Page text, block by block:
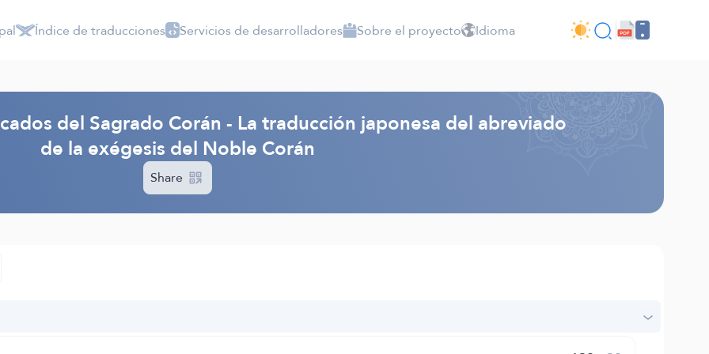
Índice de traducciones Servicios de desarrolladores Sobre el proyecto Idioma
del Sagrado Corán - La traducción japonesa del abreviado
de la exégesis del Noble Corán
Share